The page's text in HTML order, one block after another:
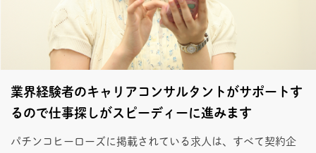
業界経験者のキャリアコンサルタントがサポートす
るので仕事探しがスピーディーに進みます
パチンコヒーローズに掲載されている求人は、すべて契約企